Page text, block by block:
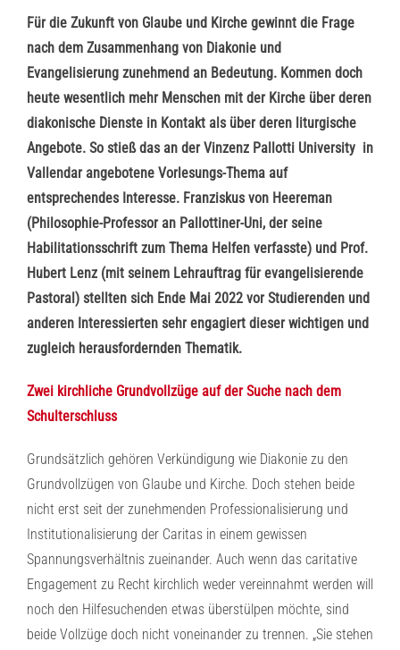
Für die Zukunft von Glaube und Kirche gewinnt die Frage
nach dem Zusammenhang von Diakonie und
Evangelisierung zunehmend an Bedeutung. Kommen doch
heute wesentlich mehr Menschen mit der Kirche über deren
diakonische Dienste in Kontakt als über deren liturgische
Angebote. So stieß das an der Vinzenz Pallotti University in
Vallendar angebotene Vorlesungs-Thema auf
entsprechendes Interesse. Franziskus von Heereman
(Philosophie-Professor an Pallottiner-Uni, der seine
Habilitationsschrift zum Thema Helfen verfasste) und Prof.
Hubert Lenz (mit seinem Lehrauftrag für evangelisierende
Pastoral) stellten sich Ende Mai 2022 vor Studierenden und
anderen Interessierten sehr engagiert dieser wichtigen und
zugleich herausfordernden Thematik.
Zwei kirchliche Grundvollzüge auf der Suche nach dem
Schulterschluss
Grundsätzlich gehören Verkündigung wie Diakonie zu den
Grundvollzügen von Glaube und Kirche. Doch stehen beide
nicht erst seit der zunehmenden Professionalisierung und
Institutionalisierung der Caritas in einem gewissen
Spannungsverhältnis zueinander. Auch wenn das caritative
Engagement zu Recht kirchlich weder vereinnahmt werden will
noch den Hilfesuchenden etwas überstülpen möchte, sind
beide Vollzüge doch nicht voneinander zu trennen. „Sie stehen